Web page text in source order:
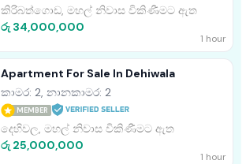
කිරිබත්ගොඩ, මහල් නිවාස විකිණීමට ඇත
රු 34,000,000
1 hour
Apartment For Sale In Dehiwala
කාමර: 2, නානකාමර: 2
MEMBER
දෙහිවල, මහල් නිවාස විකිණීමට ඇත
රු 25,000,000
1 hour